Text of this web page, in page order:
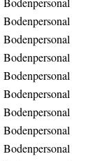
Bodenpersonal
Bodenpersonal
Bodenpersonal
Bodenpersonal
Bodenpersonal
Bodenpersonal
Bodenpersonal
Bodenpersonal